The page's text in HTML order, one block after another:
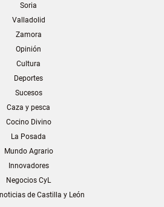
Soria
Valladolid
Zamora
Opinión
Cultura
Deportes
Sucesos
Caza y pesca
Cocino Divino
La Posada
Mundo Agrario
Innovadores
Negocios CyL
de Castilla y León